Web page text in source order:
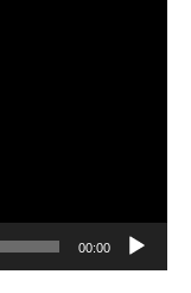
00:00